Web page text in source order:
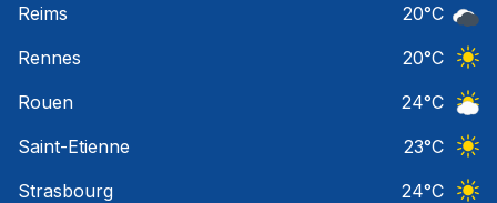
Reims
20°C
Rennes
20°C
Rouen
24°C
Saint-Etienne
23°C
Strasbourg
24°C